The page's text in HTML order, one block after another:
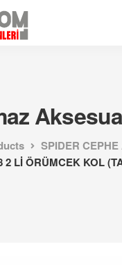
SPIDER
2 Lİ ÖRÜMCEK KOL